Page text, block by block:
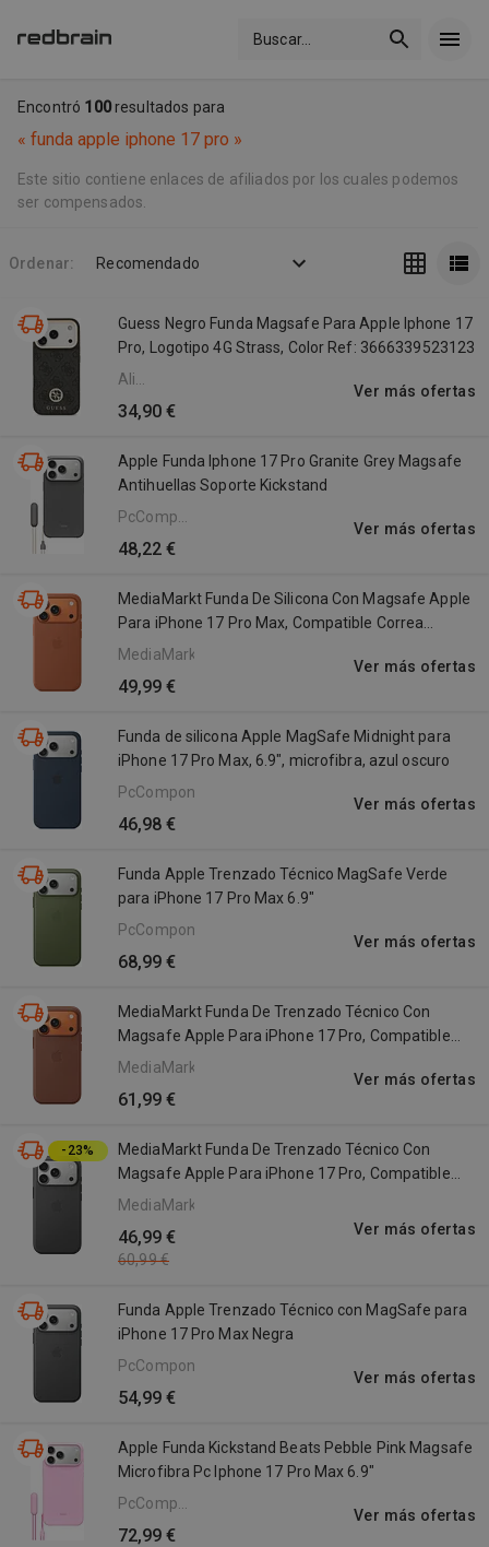
Buscar...
Encontró 100resultados para
« funda apple iphone 17 pro »
Este sitio contiene enlaces de afiliados por los cuales podemos
ser compensados.
Ordenar: Recomendado
Guess Negro Funda Magsafe Para Apple Iphone 17
Pro, Logotipo 4G Strass, Color Ref: 3666339523123
Ali
Express
34,90 €
Ver más ofertas
Apple Funda Iphone 17 Pro Granite Grey Magsafe
Antihuellas Soporte Kickstand
PcComponentes
ES
48,22 €
Ver más ofertas
MediaMarkt Funda De Silicona Con Magsafe Apple
Para iPhone 17 Pro Max, Compatible Correa
MediaMarkt
49,99 €
Ver más ofertas
Funda de silicona Apple MagSafe Midnight para
iPhone 17 Pro Max, 6.9", microfibra, azul oscuro
PcComponentes
46,98 €
Ver más ofertas
Funda Apple Trenzado Técnico MagSafe Verde
para iPhone 17 Pro Max 6.9"
PcComponentes
68,99 €
Ver más ofertas
MediaMarkt Funda De Trenzado Técnico Con
Magsafe Apple Para iPhone 17 Pro, Compatible
MediaMarkt
61,99 €
Ver más ofertas
-23%
MediaMarkt Funda De Trenzado Técnico Con
Magsafe Apple Para iPhone 17 Pro, Compatible
MediaMarkt
46,99 €
60,99 €
Ver más ofertas
Funda Apple Trenzado Técnico con MagSafe para
iPhone 17 Pro Max Negra
PcComponentes
54,99 €
Ver más ofertas
Apple Funda Kickstand Beats Pebble Pink Magsafe
Microfibra Pc Iphone 17 Pro Max 6.9"
PcComponentes
ES
72,99 €
Ver más ofertas